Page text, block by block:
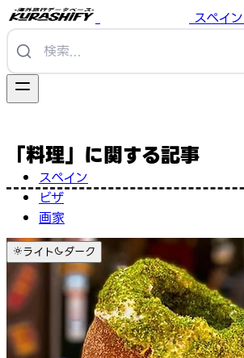
スペイン
スペイン
ビザ
画家
ライト ダーク
「料理」に関する記事